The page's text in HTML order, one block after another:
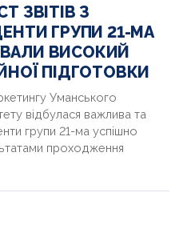
ЗВІТІВ З
ГРУПИ 21-МА
ВИСОКИЙ
ПІДГОТОВКИ
Уманського
відбулася важлива та
групи 21-ма успішно
проходження